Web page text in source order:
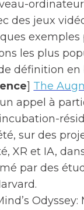
ordinateur
des jeux
exemples
les plus
définition en
] The
appel à
sur des
XR et IA,
par des